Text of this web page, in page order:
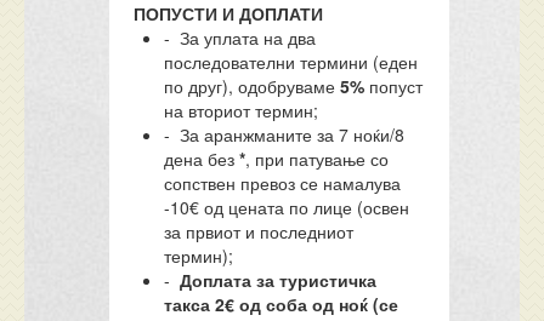
ПОПУСТИ И ДОПЛАТИ
- За уплата на два
последователни термини (еден
по друг), одобруваме5% попуст
на вториот термин;
- За аранжманите за 7 ноќи/8
дена без*, при патување со
сопствен превоз се намалува
-10€ од цената по лице (освен
за првиот и последниот
термин);
-Доплата за туристичка
такса 2€ од соба од ноќ (се